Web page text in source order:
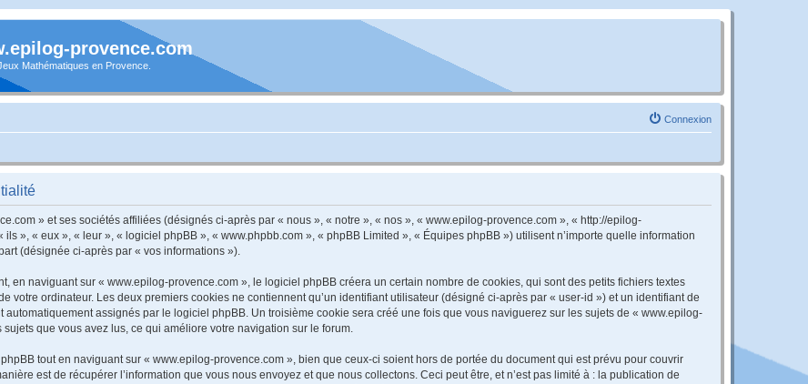
provence.com
Mathématiques en Provence.
Connexion
» et ses sociétés affiliées (désignés ci-après par « nous », « notre », « nos », « www.epilog-provence.com », « http://epilog-
», « eux », « leur », « logiciel phpBB », « www.phpbb.com », « phpBB Limited », « Équipes phpBB ») utilisent n’importe quelle information
(désignée ci-après par « vos informations »).
en naviguant sur « www.epilog-provence.com », le logiciel phpBB créera un certain nombre de cookies, qui sont des petits fichiers textes
votre ordinateur. Les deux premiers cookies ne contiennent qu’un identifiant utilisateur (désigné ci-après par « user-id ») et un identifiant de
assignés par le logiciel phpBB. Un troisième cookie sera créé une fois que vous naviguerez sur les sujets de « www.epilog-
que vous avez lus, ce qui améliore votre navigation sur le forum.
tout en naviguant sur « www.epilog-provence.com », bien que ceux-ci soient hors de portée du document qui est prévu pour couvrir
est de récupérer l’information que vous nous envoyez et que nous collectons. Ceci peut être, et n’est pas limité à : la publication de